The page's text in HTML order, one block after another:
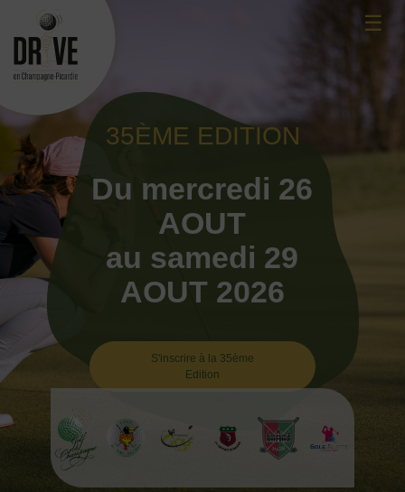
content
☰
35ÈME EDITION
Du mercredi 26
AOUT
au samedi 29
AOUT 2026
S'inscrire à la 35ème
Edition